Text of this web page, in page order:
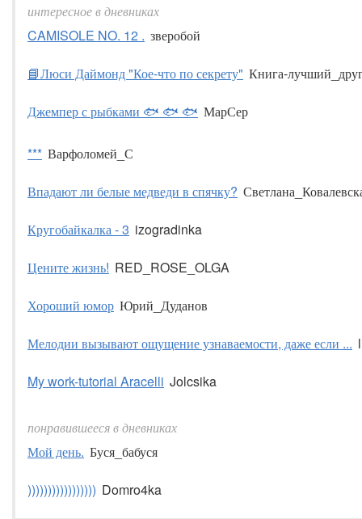
интересное в дневниках
CAMISOLE NO. 12 . зверобой
📘Люси Даймонд "Кое-что по секрету" Книга-
Джемпер с рыбками 🐟 🐟 🐟 МарСер
*** Варфоломей_С
Впадают ли белые медведи в спячку?
Кругобайкалка - 3 izogradinka
Цените жизнь! RED_ROSE_OLGA
Хороший юмор Юрий_Дуданов
Мелодии вызывают ощущение узнаваемости, даже если ...
My work-tutorial Aracelli Jolcsika
понравившееся в дневниках
Мой день. Буся_бабуся
))))))))))))))))) Domro4ka